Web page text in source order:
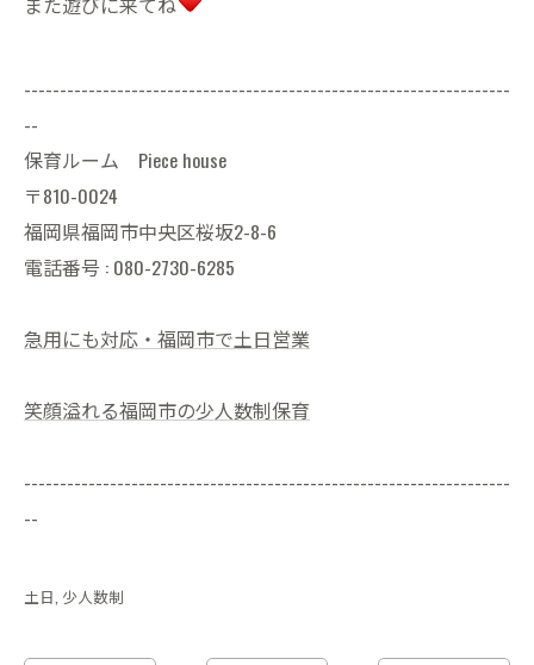
--------------------------------------------------------------------
--
保育ルーム Piece house
〒810-0024
福岡県福岡市中央区桜坂2-8-6
電話番号 : 080-2730-6285
急用にも対応・福岡市で土日営業
笑顔溢れる福岡市の少人数制保育
--------------------------------------------------------------------
--
土日 少人数制